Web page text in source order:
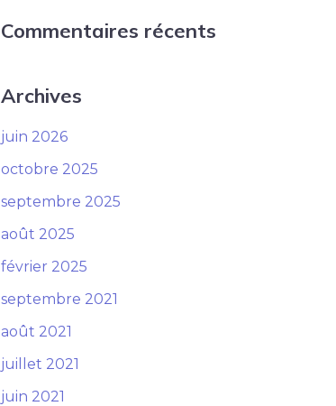
Commentaires récents
Archives
juin 2026
octobre 2025
septembre 2025
août 2025
février 2025
septembre 2021
août 2021
juillet 2021
juin 2021